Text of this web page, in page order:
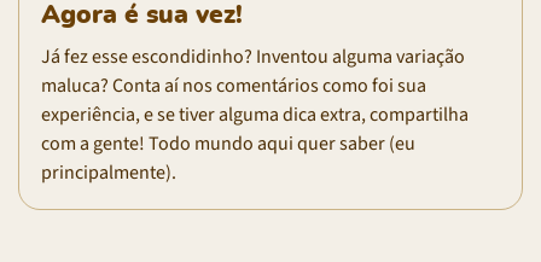
Agora é sua vez!
Já fez esse escondidinho? Inventou alguma variação
maluca? Conta aí nos comentários como foi sua
experiência, e se tiver alguma dica extra, compartilha
com a gente! Todo mundo aqui quer saber (eu
principalmente).